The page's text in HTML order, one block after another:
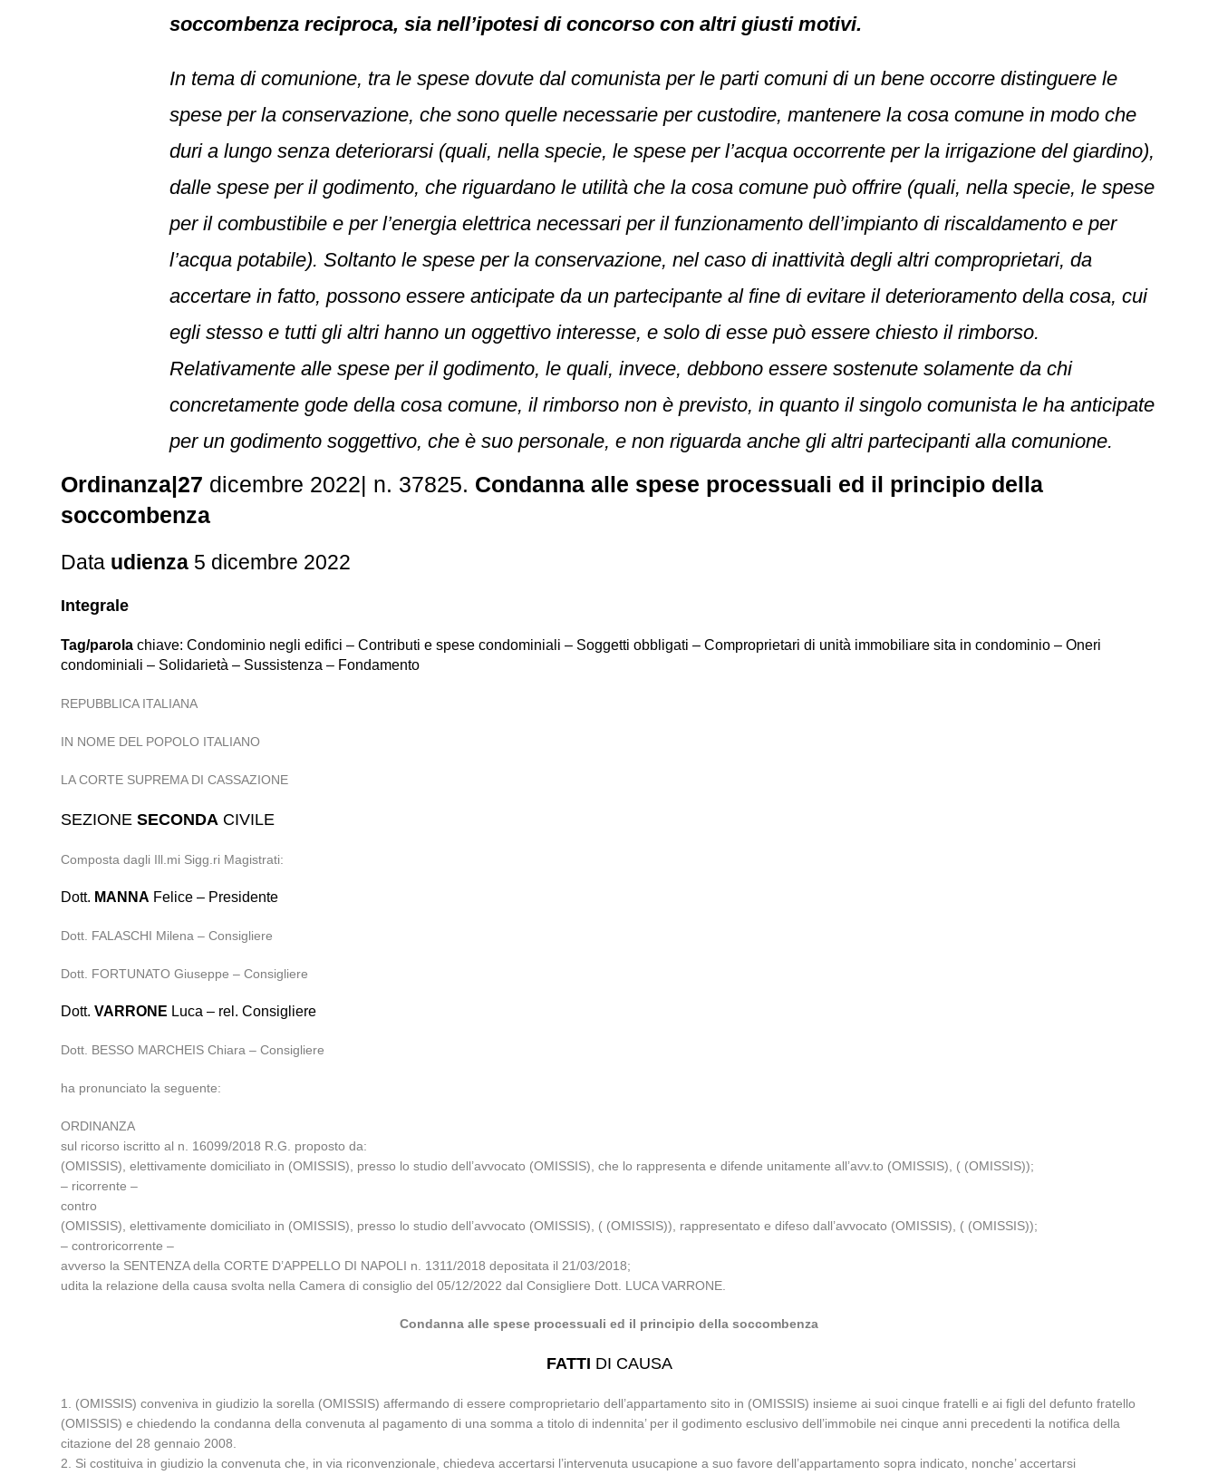
soccombenza reciproca, sia nell’ipotesi di concorso con altri giusti motivi.
In tema di comunione, tra le spese dovute dal comunista per le parti comuni di un bene occorre distinguere le
spese per la conservazione, che sono quelle necessarie per custodire, mantenere la cosa comune in modo che
duri a lungo senza deteriorarsi (quali, nella specie, le spese per l’acqua occorrente per la irrigazione del giardino),
dalle spese per il godimento, che riguardano le utilità che la cosa comune può offrire (quali, nella specie, le spese
per il combustibile e per l’energia elettrica necessari per il funzionamento dell’impianto di riscaldamento e per
l’acqua potabile). Soltanto le spese per la conservazione, nel caso di inattività degli altri comproprietari, da
accertare in fatto, possono essere anticipate da un partecipante al fine di evitare il deterioramento della cosa, cui
egli stesso e tutti gli altri hanno un oggettivo interesse, e solo di esse può essere chiesto il rimborso.
Relativamente alle spese per il godimento, le quali, invece, debbono essere sostenute solamente da chi
concretamente gode della cosa comune, il rimborso non è previsto, in quanto il singolo comunista le ha anticipate
per un godimento soggettivo, che è suo personale, e non riguarda anche gli altri partecipanti alla comunione.
Ordinanza|27 dicembre 2022| n. 37825. Condanna alle spese processuali ed il principio della
soccombenza
Data udienza 5 dicembre 2022
Integrale
Tag/parola chiave: Condominio negli edifici – Contributi e spese condominiali – Soggetti obbligati – Comproprietari di unità immobiliare sita in condominio – Oneri
condominiali – Solidarietà – Sussistenza – Fondamento
REPUBBLICA ITALIANA
IN NOME DEL POPOLO ITALIANO
LA CORTE SUPREMA DI CASSAZIONE
SEZIONESECONDA CIVILE
Composta dagli Ill.mi Sigg.ri Magistrati:
Dott. MANNA Felice – Presidente
Dott. FALASCHI Milena – Consigliere
Dott. FORTUNATO Giuseppe – Consigliere
Dott.VARRONE Luca – rel. Consigliere
Dott. BESSO MARCHEIS Chiara – Consigliere
ha pronunciato la seguente:
ORDINANZA
sul ricorso iscritto al n. 16099/2018 R.G. proposto da:
(OMISSIS), elettivamente domiciliato in (OMISSIS), presso lo studio dell’avvocato (OMISSIS), che lo rappresenta e difende unitamente all’avv.to (OMISSIS), ( (OMISSIS));
– ricorrente –
contro
(OMISSIS), elettivamente domiciliato in (OMISSIS), presso lo studio dell’avvocato (OMISSIS), ( (OMISSIS)), rappresentato e difeso dall’avvocato (OMISSIS), ( (OMISSIS));
– controricorrente –
avverso la SENTENZA della CORTE D’APPELLO DI NAPOLI n. 1311/2018 depositata il 21/03/2018;
udita la relazione della causa svolta nella Camera di consiglio del 05/12/2022 dal Consigliere Dott. LUCA VARRONE.
Condanna alle spese processuali ed il principio della soccombenza
FATTI DI CAUSA
1. (OMISSIS) conveniva in giudizio la sorella (OMISSIS) affermando di essere comproprietario dell’appartamento sito in (OMISSIS) insieme ai suoi cinque fratelli e ai figli del defunto fratello
(OMISSIS) e chiedendo la condanna della convenuta al pagamento di una somma a titolo di indennita’ per il godimento esclusivo dell’immobile nei cinque anni precedenti la notifica della
citazione del 28 gennaio 2008.
2. Si costituiva in giudizio la convenuta che, in via riconvenzionale, chiedeva accertarsi l’intervenuta usucapione a suo favore dell’appartamento sopra indicato, nonche’ accertarsi